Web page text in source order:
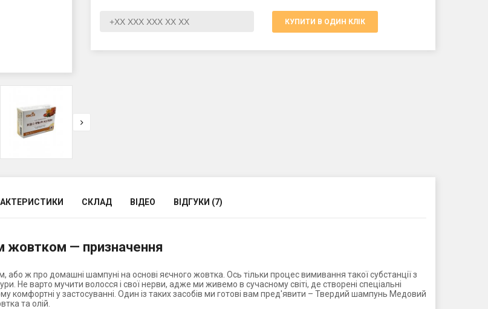
КУПИТИ В ОДИН КЛІК
СКЛАД ВІДЕО ВІДГУКИ (7)
жовтком — призначення
ж про домашні шампуні на основі яєчного жовтка. Ось тільки процес вимивання такої субстанції з
Не варто мучити волосся і свої нерви, адже ми живемо в сучасному світі, де створені спеціальні
комфортні у застосуванні. Один із таких засобів ми готові вам пред'явити – Твердий шампунь Медовий
та олій.